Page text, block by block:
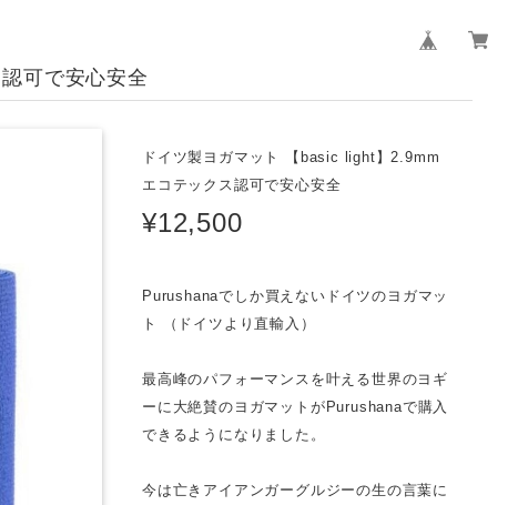
可で安心安全
ドイツ製ヨガマット 【basic light】2.9mm
エコテックス認可で安心安全
¥12,500
Purushanaでしか買えないドイツのヨガマッ
ト （ドイツより直輸入）
最高峰のパフォーマンスを叶える世界のヨギ
ーに大絶賛のヨガマットがPurushanaで購入
できるようになりました。
今は亡きアイアンガーグルジーの生の言葉に